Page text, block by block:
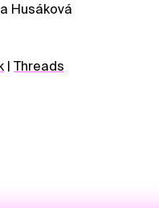
Husáková
| Threads